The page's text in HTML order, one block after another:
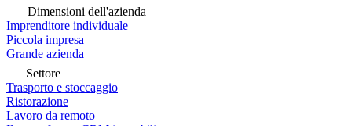
Dimensioni dell'azienda
Imprenditore individuale
Piccola impresa
Grande azienda
Settore
Trasporto e stoccaggio
Ristorazione
Lavoro da remoto